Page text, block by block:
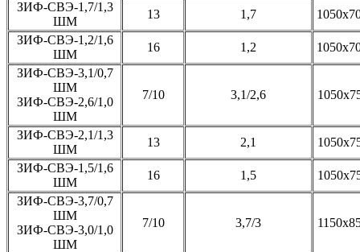
ЗИФ-СВЭ-1,7/1,3
ШМ
13 1,7
ЗИФ-СВЭ-1,2/1,6
ШМ
16 1,2
ЗИФ-СВЭ-3,1/0,7
ШМ
ЗИФ-СВЭ-2,6/1,0
ШМ
7/10 3,1/2,6
ЗИФ-СВЭ-2,1/1,3
ШМ
13 2,1
ЗИФ-СВЭ-1,5/1,6
ШМ
16 1,5
ЗИФ-СВЭ-3,7/0,7
ШМ
ЗИФ-СВЭ-3,0/1,0
ШМ
7/10 3,7/3